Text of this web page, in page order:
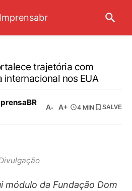
trajetória com
nos EUA
A- A+ 4 MIN SALVE
módulo da Fundação Dom